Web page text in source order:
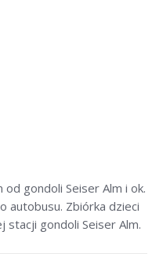
gondoli Seiser Alm i ok.
autobusu. Zbiórka dzieci
stacji gondoli Seiser Alm.